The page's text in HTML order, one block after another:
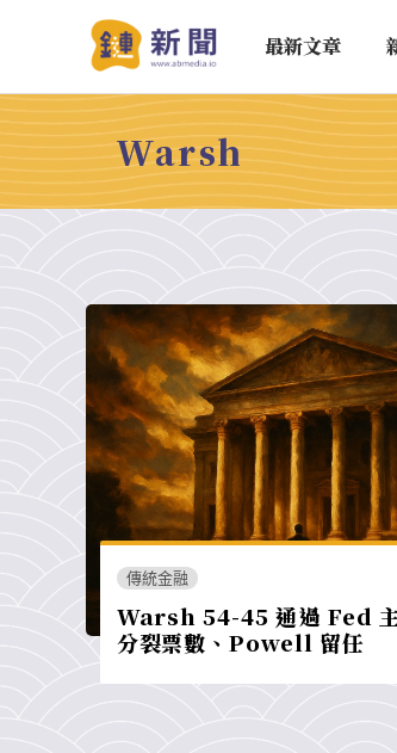
最新文章
Warsh
傳統金融
Warsh 54-45 通過 Fed
分裂票數、Powell 留任